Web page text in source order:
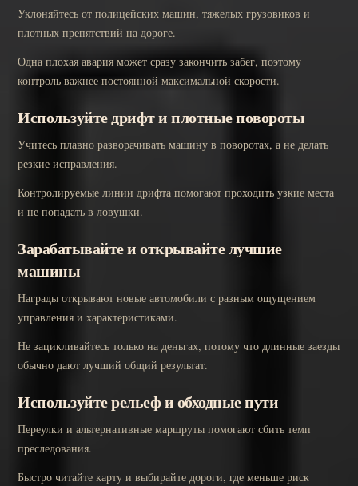
Уклоняйтесь от полицейских машин, тяжелых грузовиков и
плотных препятствий на дороге.
Одна плохая авария может сразу закончить забег, поэтому
контроль важнее постоянной максимальной скорости.
Используйте дрифт и плотные повороты
Учитесь плавно разворачивать машину в поворотах, а не делать
резкие исправления.
Контролируемые линии дрифта помогают проходить узкие места
и не попадать в ловушки.
Зарабатывайте и открывайте лучшие
машины
Награды открывают новые автомобили с разным ощущением
управления и характеристиками.
Не зацикливайтесь только на деньгах, потому что длинные заезды
обычно дают лучший общий результат.
Используйте рельеф и обходные пути
Переулки и альтернативные маршруты помогают сбить темп
преследования.
Быстро читайте карту и выбирайте дороги, где меньше риск